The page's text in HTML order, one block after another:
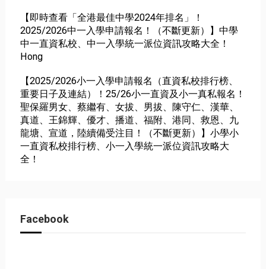
【即時查看「全港最佳中學2024年排名」！
2025/2026中一入學申請報名！（不斷更新）】中學
中一直資私校、中一入學統一派位資訊攻略大全！
Hong
【2025/2026小一入學申請報名（直資私校排行榜、
重要日子及連結）！25/26小一直資及小一真私報名！
聖保羅男女、蔡繼有、女拔、男拔、陳守仁、漢華、
真道、王錦輝、優才、播道、福附、港同、救恩、九
龍塘、宣道，陸續備受注目！（不斷更新）】小學小
一直資私校排行榜、小一入學統一派位資訊攻略大
全！
Facebook